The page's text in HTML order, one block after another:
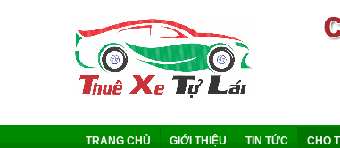
TRANG CHỦ GIỚI THIỆU TIN TỨC CHO